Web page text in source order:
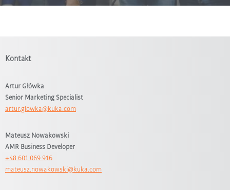
Kontakt
Artur Główka
Senior Marketing Specialist
artur.glowka@kuka.com
Mateusz Nowakowski
AMR Business Developer
+48 601 069 916
mateusz.nowakowski@kuka.com